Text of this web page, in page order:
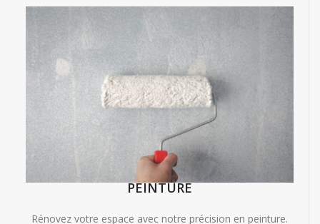
PEINTURE
Rénovez votre espace avec notre précision en peinture.